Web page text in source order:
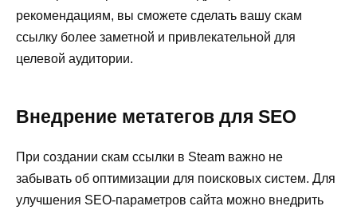
рекомендациям, вы сможете сделать вашу скам
ссылку более заметной и привлекательной для
целевой аудитории.
Внедрение метатегов для SEO
При создании скам ссылки в Steam важно не
забывать об оптимизации для поисковых систем. Для
улучшения SEO-параметров сайта можно внедрить